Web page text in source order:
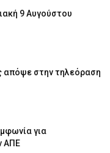
9 Αυγούστου
απόψε στην τηλεόραση
για
ΑΠΕ